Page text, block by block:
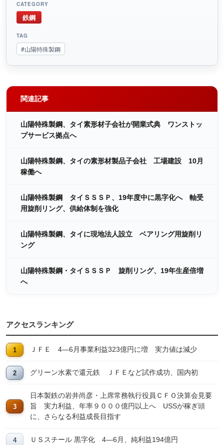
CATEGORY
鉄鋼
TAG
#山陽特殊製鋼
関連記事
山陽特殊製鋼、タイ素形材子会社が開業式典 ワンストッ
プサービス拠点へ
山陽特殊製鋼、タイの素形材製品子会社 工場建設 10月
稼働へ
山陽特殊製鋼 タイＳＳＳＰ、19年度中に黒字化へ 軸受
用旋削リング、供給体制を強化
山陽特殊製鋼、タイに現地法人設立 ベアリング用旋削リ
ング
山陽特殊製鋼・タイＳＳＳＰ 旋削リング、19年生産倍増
へ
アクセスランキング
ＪＦＥ 4―6月事業利益323億円に増 実力値は減少
グリーン水素で還元鉄 ＪＦＥなど試作成功、国内初
日本製鉄の岩井尚彦・上席常務執行役員ＣＦＯ決算会見要
旨 実力利益、年率９０００億円以上へ USSが稼ぎ頭
に、さらなる利益成長目指す
ＵＳスチール 黒字化 4―6月、純利益194億円